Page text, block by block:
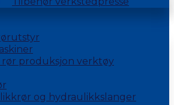
rør produksjon verktøy
og hydraulikkslanger